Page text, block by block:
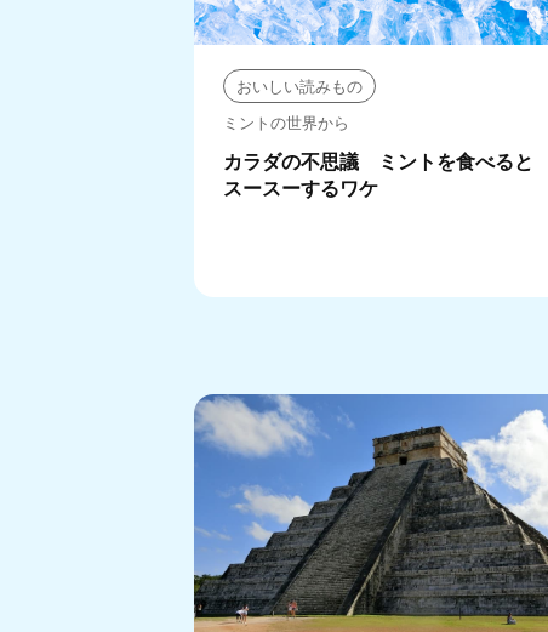
おいしい読みもの
ミントの世界から
カラダの不思議 ミントを食べると
スースーするワケ